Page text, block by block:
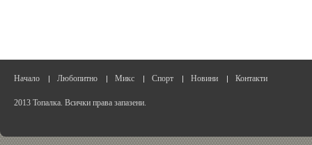
Начало Любопитно Микс Спорт Новини Контакти
2013 Топалка. Всички права запазени.